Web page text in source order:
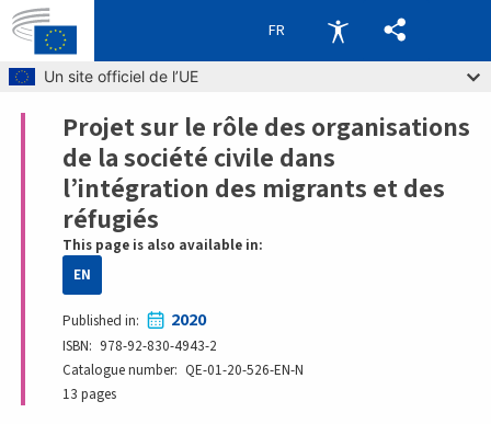
Skip to main content
Un site officiel de l’UE
FR
Breadcrumb
Projet sur le rôle des organisations
de la société civile dans
l’intégration des migrants et des
réfugiés
This page is also available in:
EN
Published in 2020
ISBN
978-92-830-4943-2
Catalogue number QE-01-20-526-EN-N
13 pages